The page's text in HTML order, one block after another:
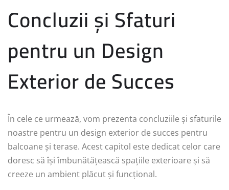
Concluzii și Sfaturi
pentru un Design
Exterior de Succes
În cele ce urmează, vom prezenta concluziile și sfaturile
noastre pentru un design exterior de succes pentru
balcoane și terase. Acest capitol este dedicat celor care
doresc să își îmbunătățească spațiile exterioare și să
creeze un ambient plăcut și funcțional.